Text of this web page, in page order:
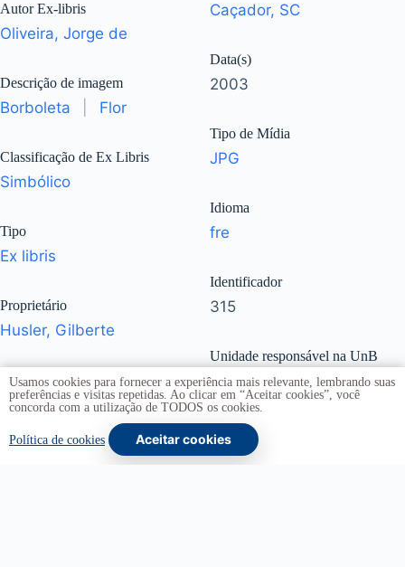
Autor Ex-libris
Oliveira, Jorge de
Descrição de imagem
Borboleta Flor
Classificação de Ex Libris
Simbólico
Tipo
Ex libris
Proprietário
Husler, Gilberte
Dimensões
I: 21,9 x 15,1 cm | S: 24,4
Caçador, SC
Data(s)
2003
Tipo de Mídia
JPG
Idioma
fre
Identificador
315
Unidade responsável na UnB
Biblioteca Central
Subcoleções
Jorge de Oliveira
Usamos cookies para fornecer a experiência mais relevante, lembrando suas
preferências e visitas repetidas. Ao clicar em “Aceitar cookies”, você
concorda com a utilização de TODOS os cookies.
Política de cookies Aceitar cookies